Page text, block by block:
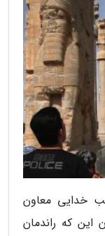
خدایی معاون
26 آبان با بیان این که راندمان